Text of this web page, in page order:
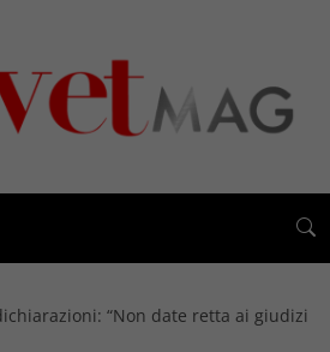
“Non date retta ai giudizi